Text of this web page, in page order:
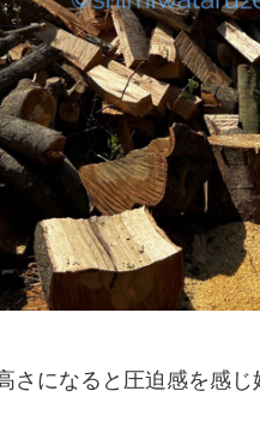
さになると圧迫感を感じ